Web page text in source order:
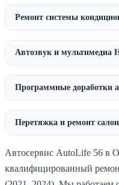
Ремонт системы
Автозвук и мультимедиа
Программные доработки
Перетяжка и ремонт
Автосервис AutoLife 56 в
квалифицированный